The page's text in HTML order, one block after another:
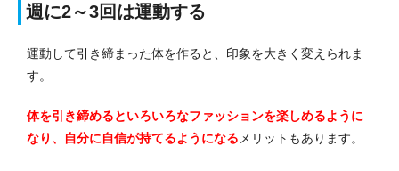
週に2～3回は運動する
運動して引き締まった体を作ると、印象を大きく変えられま
す。
体を引き締めるといろいろなファッションを楽しめるように
なり、自分に自信が持てるようになる メリットもあります。